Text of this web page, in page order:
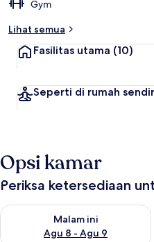
i
l
v
e
l
Gym
Lihat semua
Fasilitas utama (10)
Seperti di rumah
Opsi kamar
Periksa ketersediaan
Malam ini
Agu 8 - Agu 9
Periksa ketersediaan untuk